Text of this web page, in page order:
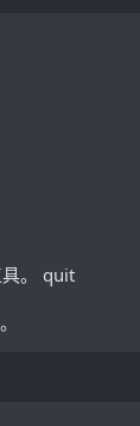
。 quit